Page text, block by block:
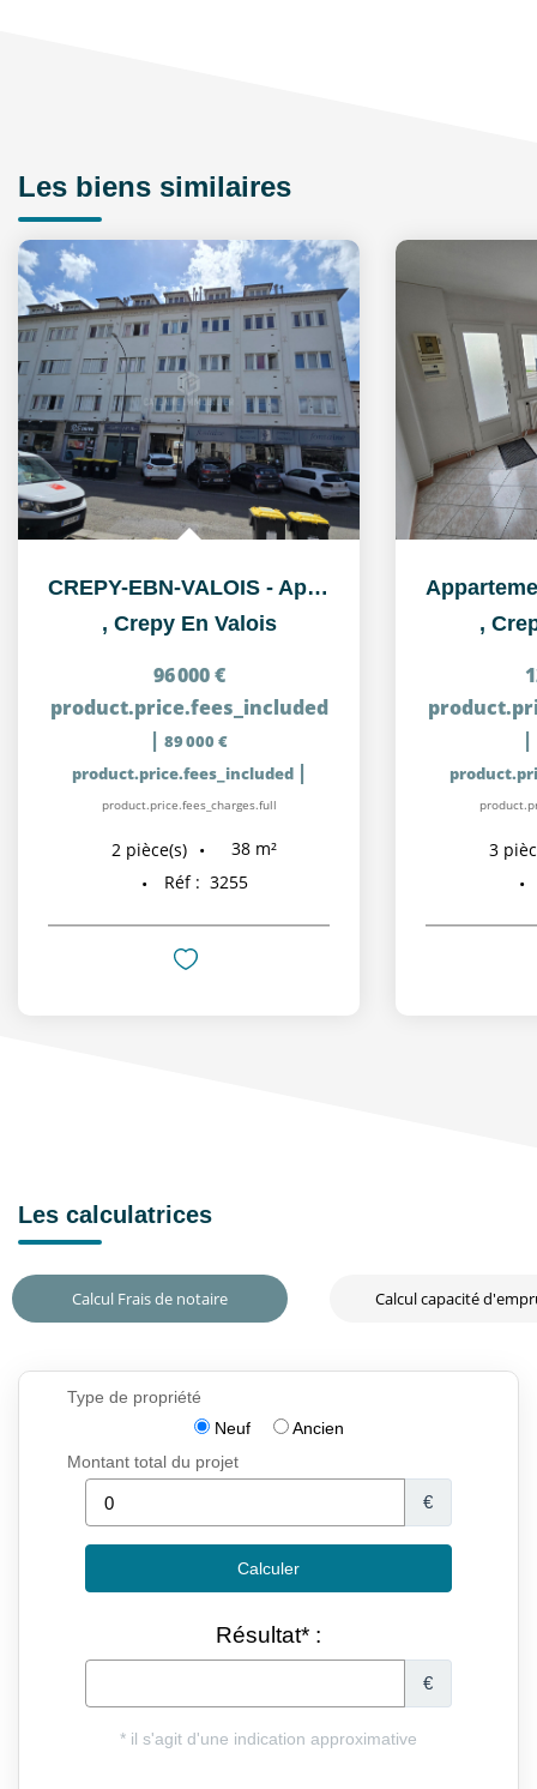
Les biens similaires
CREPY-EBN-VALOIS - Appartement 2 pièce(s) 38.28 m2
, Crepy En Valois
96 000 €
product.price.fees_included
| 89 000 €
product.price.fees_included |
product.price.fees_charges.full
2 pièce(s) 38 m²
Réf : 3255
,
|
3
Les calculatrices
Calcul Frais de notaire Calcul capacité